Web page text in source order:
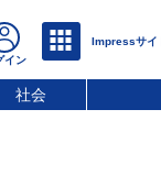
社会